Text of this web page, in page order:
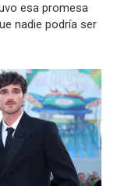
esa promesa
nadie podría ser